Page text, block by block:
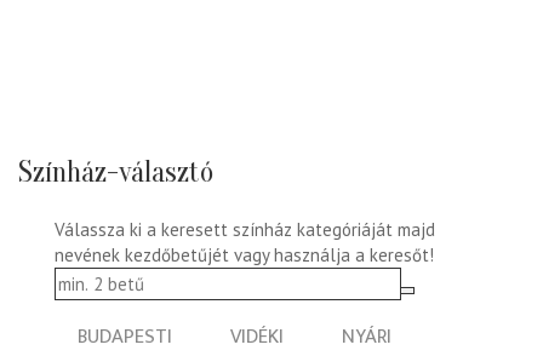
Színház-választó
Válassza ki a keresett színház kategóriáját majd
nevének kezdőbetűjét vagy használja a keresőt!
BUDAPESTI VIDÉKI
NYÁRI